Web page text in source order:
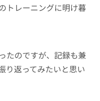
トレーニングに明け暮
たのですが、記録も兼
り返ってみたいと思い